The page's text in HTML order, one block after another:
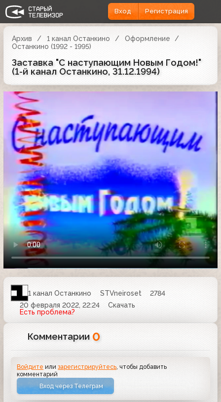
Вход Регистрация
Архив 1 канал Останкино
Оформление
Останкино (1992 - 1995)
Заставка "С наступающим Новым Годом!"
(1-й канал Останкино, 31.12.1994)
1 канал Останкино STVneiroset
2784
20 февраля 2022, 22:24
Скачать
Есть проблема?
Комментарии 0
Войдите илизарегистрируйтесь, чтобы добавить
комментарий
Вход через Телеграм